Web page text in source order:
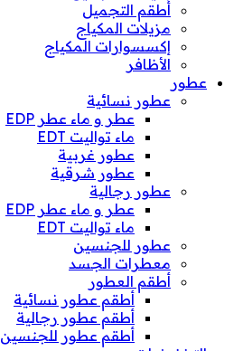
أطقم التجميل
مزيلات المكياج
إكسسوارات المكياج
الأظافر
عطور
عطور نسائية
عطر و ماء عطر EDP
ماء تواليت EDT
عطور غربية
عطور شرقية
عطور رجالية
عطر و ماء عطر EDP
ماء تواليت EDT
عطور للجنسين
معطرات الجسد
أطقم العطور
أطقم عطور نسائية
أطقم عطور رجالية
أطقم عطور للجنسين